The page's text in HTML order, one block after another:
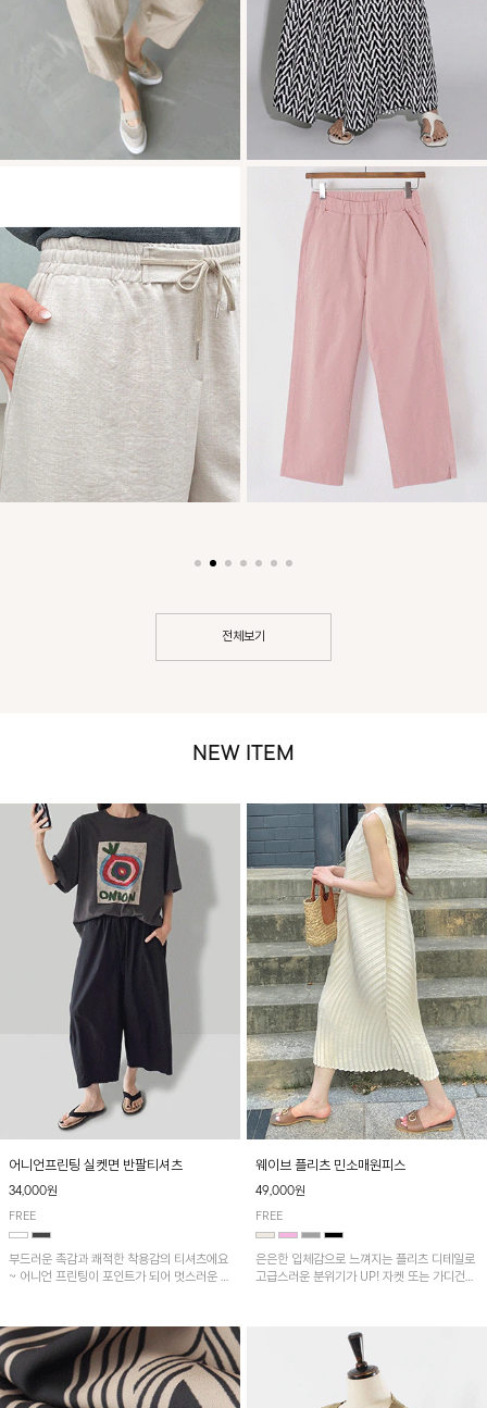
전체보기
NEW ITEM
어니언프린팅 실켓면 반팔티셔츠
34,000원
FREE
부드러운 촉감과 쾌적한 착용감의 티셔츠에요
~ 어니언 프린팅이 포인트가 되어 멋스러운 아
웨이브 플리츠 민소매원피스
49,000원
FREE
은은한 입체감으로 느껴지는 플리츠 디테일로
고급스러운 분위기가 UP! 자켓 또는 가디건과